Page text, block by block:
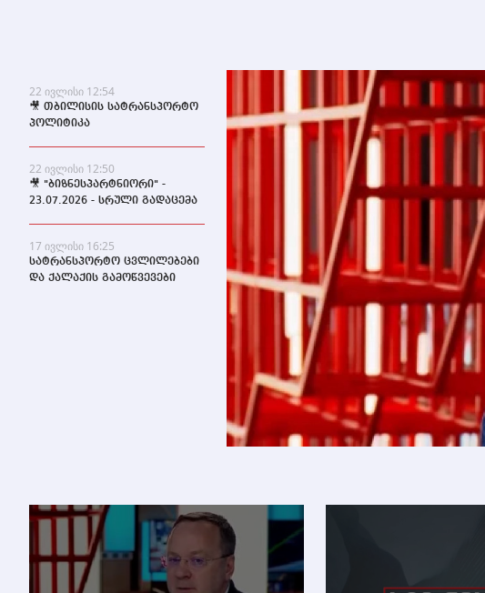
22 ივლისი 12:54
🎥 თბილისის სატრანსპორტო
პოლიტიკა
22 ივლისი 12:50
🎥 "ბიზნესპარტნიორი" -
23.07.2026 - სრული გადაცემა
17 ივლისი 16:25
სატრანსპორტო ცვლილებები
და ქალაქის გამოწვევები